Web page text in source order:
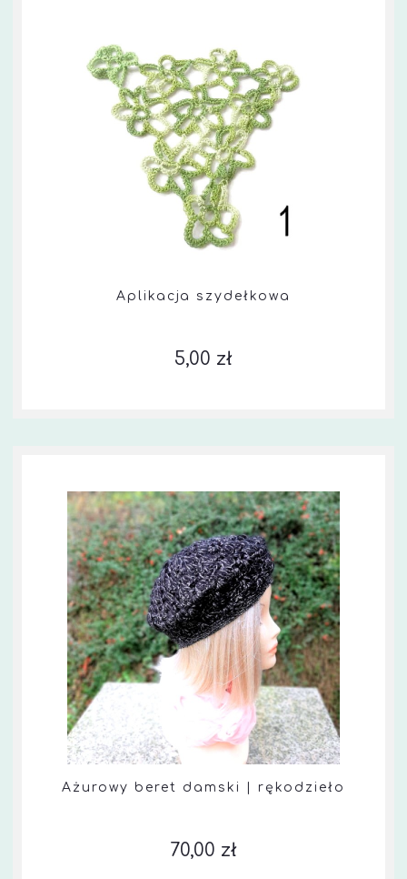
Aplikacja szydełkowa
5,00 zł
Ażurowy beret damski | rękodzieło
70,00 zł